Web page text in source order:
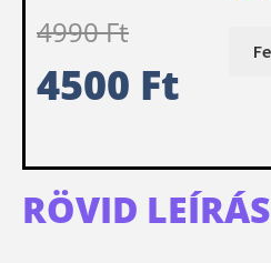
4990Ft
4500 Ft
RÖVID LEÍRÁS